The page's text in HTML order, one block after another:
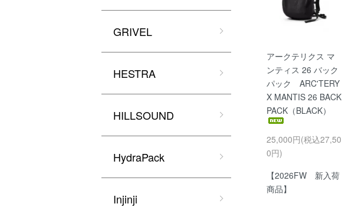
アークテリクス マ
ンティス 26 バック
パック ARC'TERY
X MANTIS 26 BACK
PACK（BLACK）
25,000円(税込27,50
0円)
【2026FW 新入荷
商品】
GRIVEL
HESTRA
HILLSOUND
HydraPack
Injinji